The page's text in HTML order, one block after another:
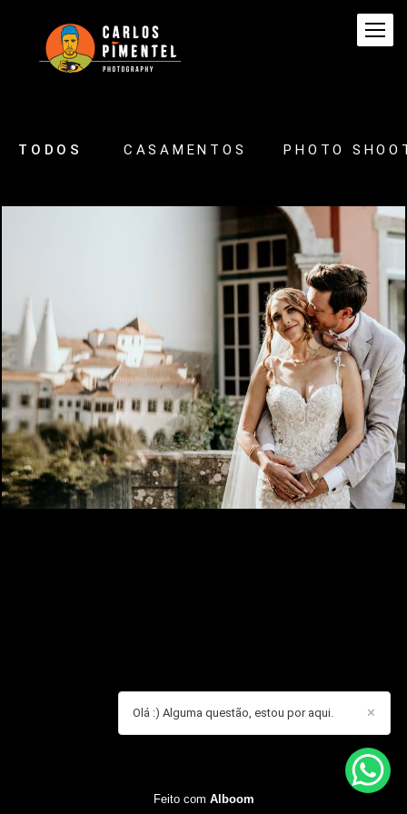
TODOS CASAMENTOS PHOTO
✕
Olá :) Alguma questão, estou por aqui.
Feito com Alboom